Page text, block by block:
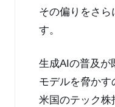
その偏りをさら
す。
生成AIの普及が
モデルを脅かす
米国のテック株